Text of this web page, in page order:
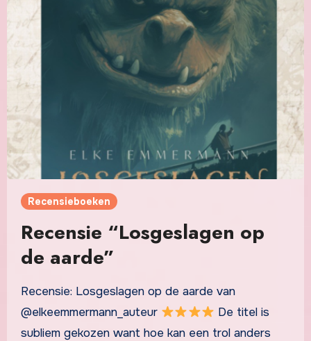
Recensieboeken
Recensie “Losgeslagen op
de aarde”
Recensie: Losgeslagen op de aarde van
@elkeemmermann_auteur
De titel is
subliem gekozen want hoe kan een trol anders